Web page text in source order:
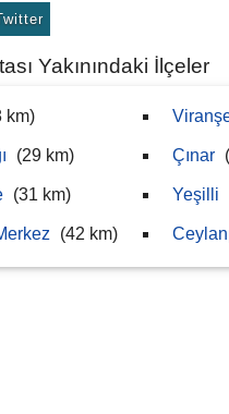
Yakınındaki İlçeler
km)
(29 km)
(31 km)
(42 km)
Çınar
Yeşilli